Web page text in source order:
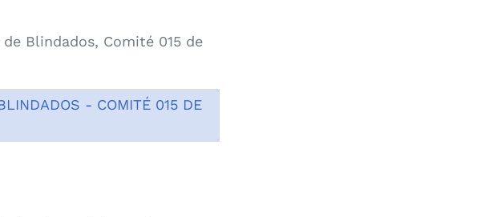
Blindados, Comité 015 de
- COMITÉ 015 DE